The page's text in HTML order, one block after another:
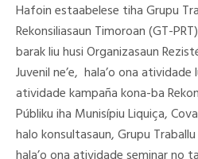
Hafoin estaabelese tiha Grupu
Rekonsiliasaun Timoroan (GT-
barak liu husi Organizasaun
Juvenil ne’e, hala’o ona
atividade kampaña kona-ba
Públiku iha Munisípiu Liquiça,
halo konsultasaun, Grupu